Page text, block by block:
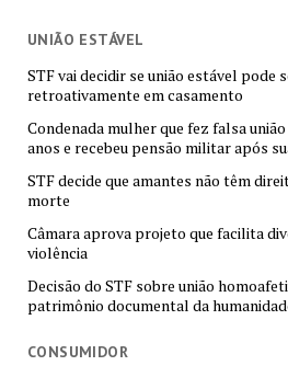
UNIÃO ESTÁVEL
STF vai decidir se união estável pode
retroativamente em casamento
Condenada mulher que fez falsa
anos e recebeu pensão militar após
STF decide que amantes não têm
morte
Câmara aprova projeto que facilita
violência
Decisão do STF sobre união
patrimônio documental da
CONSUMIDOR